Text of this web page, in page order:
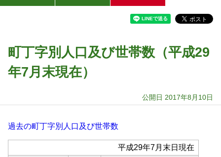
町丁字別人口及び世帯数（平成29
年7月末現在）
公開日 2017年8月10日
過去の町丁字別人口及び世帯数
平成29年7月末日現在